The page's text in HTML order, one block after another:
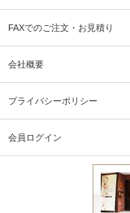
FAXでのご注文・お見積り
会社概要
プライバシーポリシー
会員ログイン